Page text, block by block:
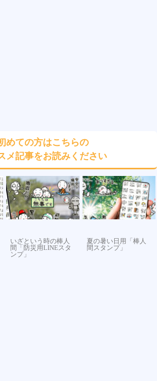
めての方はこちらの
メ記事をお読みください
いざという時の棒人
間「防災用LINEスタ
ンプ」
夏の暑い日用「棒人
間スタンプ」